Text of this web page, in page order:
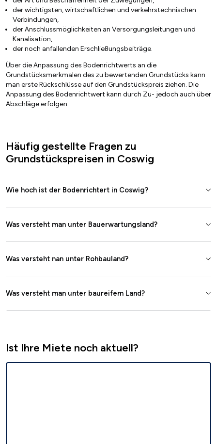
der wichtigsten, wirtschaftlichen und verkehrstechnischen
Verbindungen,
der Anschlussmöglichkeiten an Versorgungsleitungen und
Kanalisation,
der noch anfallenden Erschließungsbeiträge.
Über die Anpassung des Bodenrichtwerts an die
Grundstücksmerkmalen des zu bewertenden Grundstücks kann
man erste Rückschlüsse auf den Grundstückspreis ziehen. Die
Anpassung des Bodenrichtwert kann durch Zu- jedoch auch über
Abschläge erfolgen.
Häufig gestellte Fragen zu
Grundstückspreisen in Coswig
Wie hoch ist der Bodenrichtert in Coswig?
Was versteht man unter Bauerwartungsland?
Was versteht nan unter Rohbauland?
Was versteht man unter baureifem Land?
Ist Ihre Miete noch aktuell?